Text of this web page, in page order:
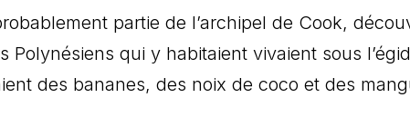
partie de l’archipel de Cook,
Polynésiens qui y habitaient vivaient sous
des bananes, des noix de coco et des